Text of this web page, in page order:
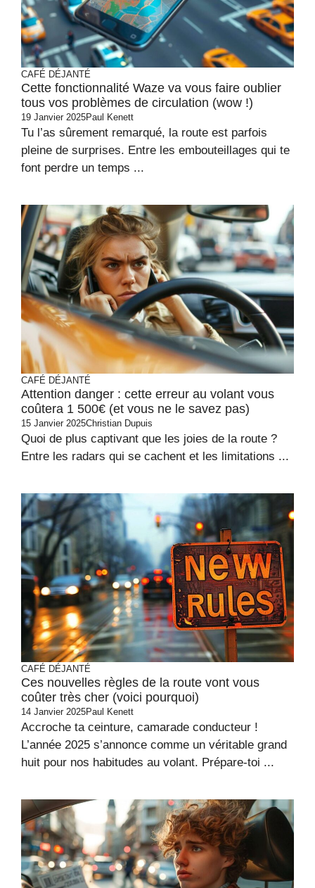
CAFÉ DÉJANTÉ
Cette fonctionnalité Waze va vous faire oublier
tous vos problèmes de circulation (wow !)
19 Janvier 2025Paul Kenett
Tu l’as sûrement remarqué, la route est parfois
pleine de surprises. Entre les embouteillages qui te
font perdre un temps ...
CAFÉ DÉJANTÉ
Attention danger : cette erreur au volant vous
coûtera 1 500€ (et vous ne le savez pas)
15 Janvier 2025Christian Dupuis
Quoi de plus captivant que les joies de la route ?
Entre les radars qui se cachent et les limitations ...
CAFÉ DÉJANTÉ
Ces nouvelles règles de la route vont vous
coûter très cher (voici pourquoi)
14 Janvier 2025Paul Kenett
Accroche ta ceinture, camarade conducteur !
L’année 2025 s’annonce comme un véritable grand
huit pour nos habitudes au volant. Prépare-toi ...